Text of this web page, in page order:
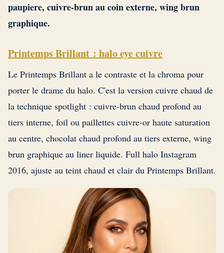
paupiere, cuivre-brun au coin externe, wing brun
graphique.
Printemps Brillant : halo eye cuivre
Le Printemps Brillant a le contraste et la chroma pour
porter le drame du halo. C'est la version cuivre chaud de
la technique spotlight : cuivre-brun chaud profond au
tiers interne, foil ou paillettes cuivre-or haute saturation
au centre, chocolat chaud profond au tiers externe, wing
brun graphique au liner liquide. Full halo Instagram
2016, ajuste au teint chaud et clair du Printemps Brillant.